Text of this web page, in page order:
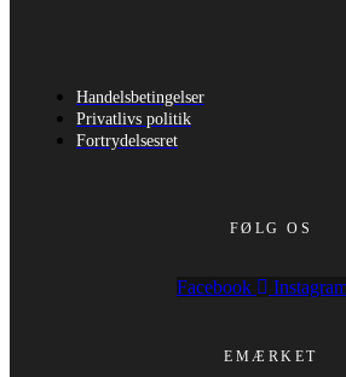
Handelsbetingelser
Privatlivs politik
Fortrydelsesret
FØLG OS
Facebook
EMÆRKET